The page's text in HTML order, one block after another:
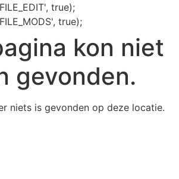
true);
true);
kon niet
gevonden.
niets is gevonden op deze locatie.